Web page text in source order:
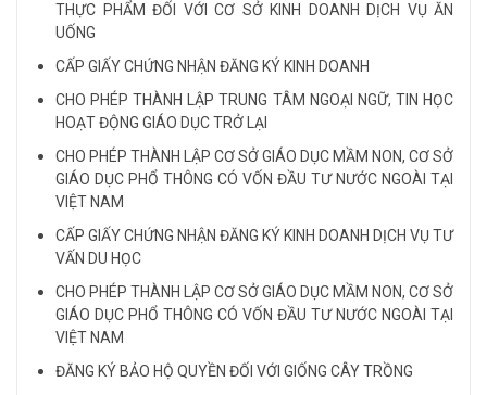
LUẬT SƯ CHUYÊN VỀ HÌNH SỰ...
Xem tất cả
THỰC PHẨM ĐỐI VỚI CƠ SỞ KINH DOANH DỊCH VỤ ĂN
UỐNG
CẤP GIẤY CHỨNG NHẬN ĐĂNG KÝ KINH DOANH
CHO PHÉP THÀNH LẬP TRUNG TÂM NGOẠI NGỮ, TIN HỌC
HOẠT ĐỘNG GIÁO DỤC TRỞ LẠI
CHO PHÉP THÀNH LẬP CƠ SỞ GIÁO DỤC MẦM NON, CƠ SỞ
GIÁO DỤC PHỔ THÔNG CÓ VỐN ĐẦU TƯ NƯỚC NGOÀI TẠI
VIỆT NAM
CẤP GIẤY CHỨNG NHẬN ĐĂNG KÝ KINH DOANH DỊCH VỤ TƯ
VẤN DU HỌC
CHO PHÉP THÀNH LẬP CƠ SỞ GIÁO DỤC MẦM NON, CƠ SỞ
GIÁO DỤC PHỔ THÔNG CÓ VỐN ĐẦU TƯ NƯỚC NGOÀI TẠI
VIỆT NAM
ĐĂNG KÝ BẢO HỘ QUYỀN ĐỐI VỚI GIỐNG CÂY TRỒNG